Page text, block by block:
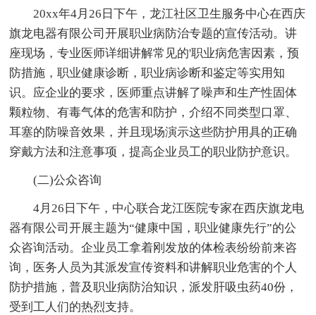
20xx年4月26日下午，龙江社区卫生服务中心在西庆
旗龙电器有限公司开展职业病防治专题的宣传活动。讲
座现场，专业医师详细讲解常见的'职业病危害因素，预
防措施，职业健康诊断，职业病诊断和鉴定等实用知
识。应企业的要求，医师重点讲解了噪声和生产性固体
颗粒物、有毒气体的危害和防护，介绍不同类型口罩、
耳塞的防噪音效果，并且现场演示这些防护用具的正确
穿戴方法和注意事项，提高企业员工的职业防护意识。
(二)公众咨询
4月26日下午，中心联合龙江医院专家在西庆旗龙电
器有限公司开展主题为“健康中国，职业健康先行”的公
众咨询活动。企业员工拿着刚发放的体检表纷纷前来咨
询，医务人员为其派发宣传资料和讲解职业危害的个人
防护措施，普及职业病防治知识，派发肝吸虫药40份，
受到工人们的热烈支持。